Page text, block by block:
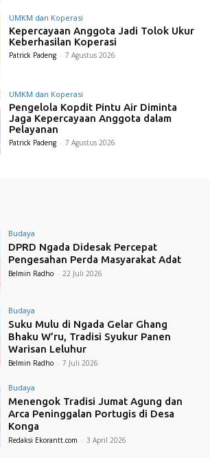
UMKM dan Koperasi
Kepercayaan Anggota Jadi Tolok Ukur
Keberhasilan Koperasi
Patrick Padeng - 7 Agustus 2026
UMKM dan Koperasi
Pengelola Kopdit Pintu Air Diminta
Jaga Kepercayaan Anggota dalam
Pelayanan
Patrick Padeng - 7 Agustus 2026
Budaya
DPRD Ngada Didesak Percepat
Pengesahan Perda Masyarakat Adat
Belmin Radho - 22 Juli 2026
Budaya
Suku Mulu di Ngada Gelar Ghang
Bhaku W’ru, Tradisi Syukur Panen
Warisan Leluhur
Belmin Radho - 7 Juli 2026
Budaya
Menengok Tradisi Jumat Agung dan
Arca Peninggalan Portugis di Desa
Konga
Redaksi Ekorantt.com - 3 April 2026